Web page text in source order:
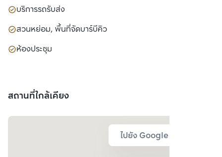
บริการรถรับส่ง
สวนหย่อม, พื้นที่จัดบาร์บีคิว
ห้องประชุม
สถานที่ใกล้เคียง
ไปยัง Google Map